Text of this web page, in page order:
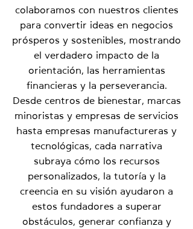
colaboramos con nuestros clientes
para convertir ideas en negocios
prósperos y sostenibles, mostrando
el verdadero impacto de la
orientación, las herramientas
financieras y la perseverancia.
Desde centros de bienestar, marcas
minoristas y empresas de servicios
hasta empresas manufactureras y
tecnológicas, cada narrativa
subraya cómo los recursos
personalizados, la tutoría y la
creencia en su visión ayudaron a
estos fundadores a superar
obstáculos, generar confianza y